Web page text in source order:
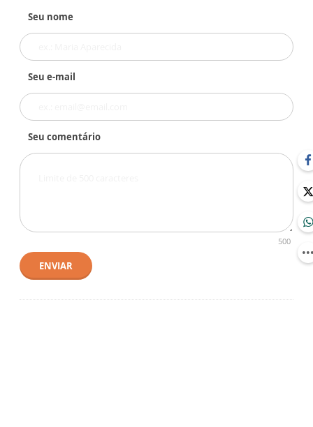
Seu nome
Seu e-mail
Seu comentário
500
ENVIAR